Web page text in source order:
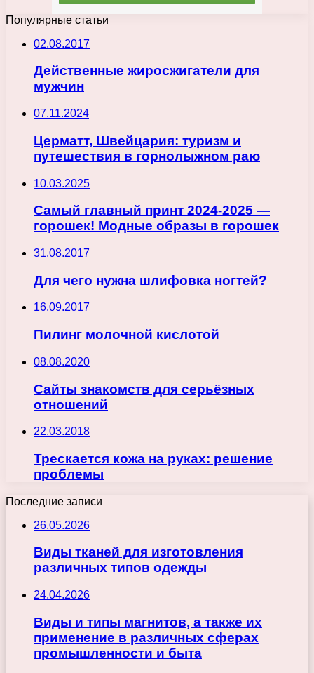
Популярные статьи
02.08.2017
Действенные жиросжигатели для
мужчин
07.11.2024
Церматт, Швейцария: туризм и
путешествия в горнолыжном раю
10.03.2025
Самый главный принт 2024-2025 —
горошек! Модные образы в горошек
31.08.2017
Для чего нужна шлифовка ногтей?
16.09.2017
Пилинг молочной кислотой
08.08.2020
Сайты знакомств для серьёзных
отношений
22.03.2018
Трескается кожа на руках: решение
проблемы
Последние записи
26.05.2026
Виды тканей для изготовления
различных типов одежды
24.04.2026
Виды и типы магнитов, а также их
применение в различных сферах
промышленности и быта